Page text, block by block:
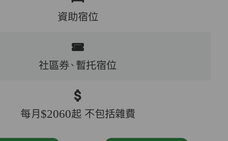
資助宿位
社區券、暫托宿位
每月$2060起 不包括雜費